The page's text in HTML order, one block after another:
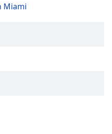
Miami